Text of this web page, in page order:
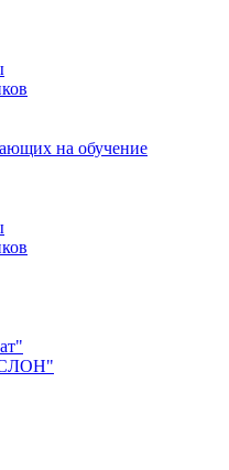
на обучение